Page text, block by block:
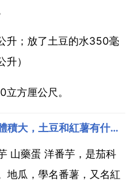
升；放了土豆的水350毫
）
方厘公尺。
說一說，土豆與紅薯哪個的體積大，土豆和紅薯有什麼區別
山藥蛋 洋番芋，是茄科
地瓜，學名番薯，又名紅